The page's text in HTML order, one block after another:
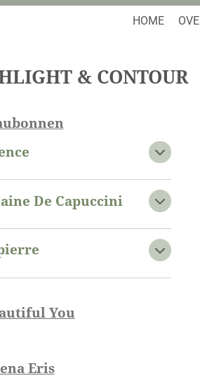
HOME
& CONTOUR
De Capuccini
You
Eris